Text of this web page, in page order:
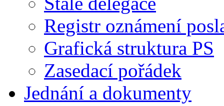
Registr oznámení
Grafická struktura PS
Zasedací pořádek
Jednání a dokumenty